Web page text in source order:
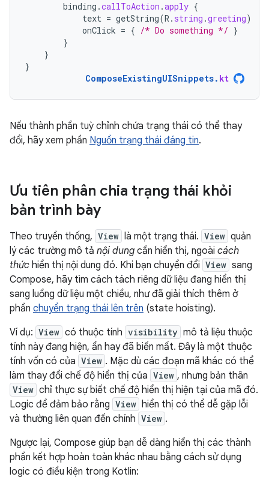
binding .callToAction .apply {
text = getString(R . string .greeting)
onClick = { /* Do something */ }
}
}
}
ComposeExistingUISnippets. kt
Nếu thành phần tuỳ chỉnh chứa trạng thái có thể thay
đổi, hãy xem phần Nguồn trạng thái đáng tin.
Ưu tiên phân chia trạng thái khỏi
bản trình bày
Theo truyền thống, View là một trạng thái. View quản
lý các trường mô tả nội dung cần hiển thị, ngoài cách
thức hiển thị nội dung đó. Khi bạn chuyển đổi View sang
Compose, hãy tìm cách tách riêng dữ liệu đang hiển thị
sang luồng dữ liệu một chiều, như đã giải thích thêm ở
phần chuyển trạng thái lên trên (state hoisting).
Ví dụ: View có thuộc tính visibility mô tả liệu thuộc
tính này đang hiện, ẩn hay đã biến mất. Đây là một thuộc
tính vốn có của View . Mặc dù các đoạn mã khác có thể
làm thay đổi chế độ hiển thị của View , nhưng bản thân
View chỉ thực sự biết chế độ hiển thị hiện tại của mã đó.
Logic để đảm bảo rằng View hiển thị có thể dễ gặp lỗi
và thường liên quan đến chính View .
Ngược lại, Compose giúp bạn dễ dàng hiển thị các thành
phần kết hợp hoàn toàn khác nhau bằng cách sử dụng
logic có điều kiện trong Kotlin: